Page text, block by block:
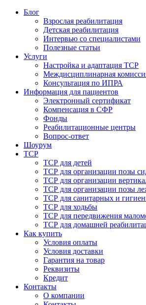
Блог
Взрослая реабилитация
Детская реабилитация
Интервью со специалистами
Полезные статьи
Услуги
Настройка и адаптация ТСР
Междисциплинарная
Консультация по ИПРА
Информация для пациентов
Электронный сертификат
Компенсация в СФР
Фонды
Реабилитационные центры
Вопрос-ответ
Шоурум
ТСР
ТСР для детей
ТСР для организации позы
ТСР для организации
ТСР для организации позы
ТСР для санитарных и
ТСР для ходьбы
ТСР для передвижения
ТСР для домашней
Как купить
Условия оплаты
Условия доставки
Гарантия на товар
Реквизиты
Кредит
Контакты
О компании